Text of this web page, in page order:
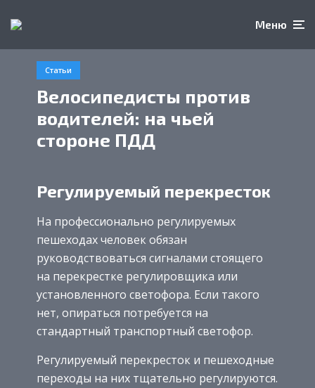
Меню
Статьи
Велосипедисты против
водителей: на чьей
стороне ПДД
Регулируемый перекресток
На профессионально регулируемых
пешеходах человек обязан
руководствоваться сигналами стоящего
на перекрестке регулировщика или
установленного светофора. Если такого
нет, опираться потребуется на
стандартный транспортный светофор.
Регулируемый перекресток и пешеходные
переходы на них тщательно регулируются.